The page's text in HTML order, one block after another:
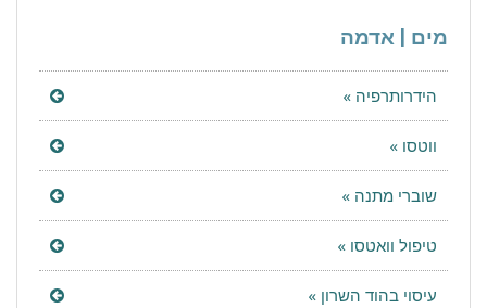
מים | אדמה
הידרותרפיה »
ווטסו »
שוברי מתנה »
טיפול וואטסו »
עיסוי בהוד השרון »